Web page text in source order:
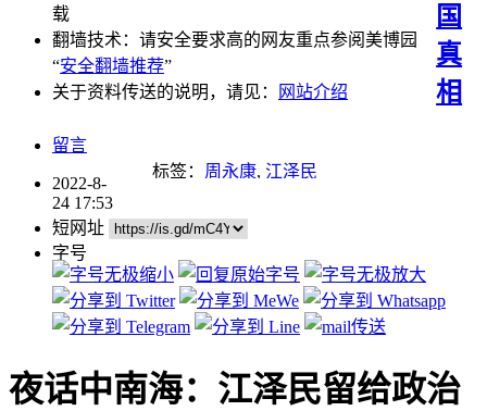
载
翻墙技术：请安全要求高的网友重点参阅美博园
“安全翻墙推荐”
关于资料传送的说明，请见：
网站介绍
国
真
相
留言
标签： 周永康, 江泽民
2022-8-
24 17:53
短网址
字号
夜话中南海：江泽民留给政治